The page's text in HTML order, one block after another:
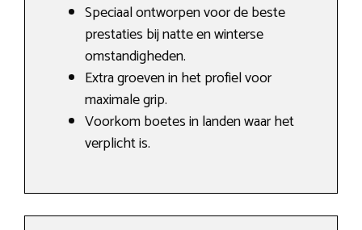
Speciaal ontworpen voor de beste
prestaties bij natte en winterse
omstandigheden.
Extra groeven in het profiel voor
maximale grip.
Voorkom boetes in landen waar het
verplicht is.